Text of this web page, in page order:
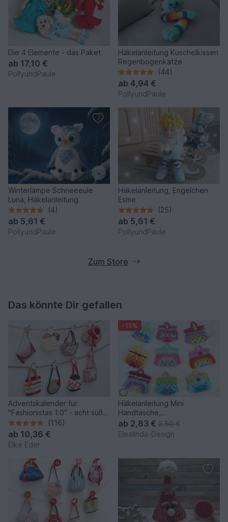
Die 4 Elemente - das Paket
ab 17,10 €
PollyundPaule
Häkelanleitung Kuschelkissen
Regenbogenkatze
(44)
ab 4,94 €
PollyundPaule
Winterlampe Schneeeule
Luna, Häkelanleitung
(4)
ab 5,61 €
PollyundPaule
Häkelanleitung, Engelchen
Esme
(25)
ab 5,61 €
PollyundPaule
Zum Store
Das könnte Dir gefallen
Adventskalender für
"Fashionistas 1.0" - acht süße
Modelle
(116)
ab 10,36 €
Elke Eder
-15%
Häkelanleitung Mini
Handtasche,
Schlüsselanhänger Bag
Charm Adventskalender
ab 2,83 € 3,50 €
Elealinda-Design